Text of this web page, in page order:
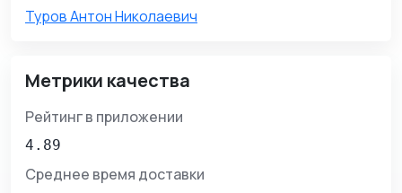
Туров Антон Николаевич
Метрики качества
Рейтинг в приложении
4.89
Среднее время доставки